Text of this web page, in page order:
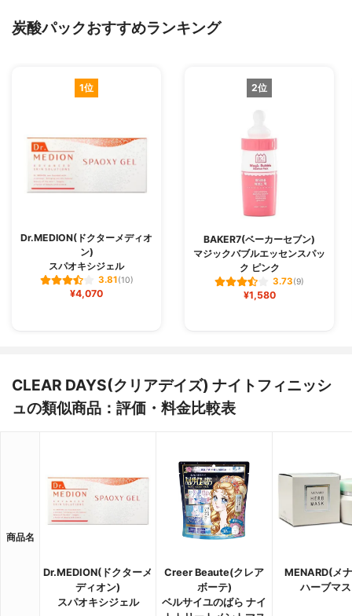
炭酸パックおすすめランキング
1位
Dr.MEDION(ドクターメディオ
ン)
スパオキシジェル
3.81(10)
¥4,070
2位
BAKER7(ベーカーセブン)
マジックバブルエッセンスパッ
ク ピンク
3.73(9)
¥1,580
CLEAR DAYS(クリアデイズ) ナイトフィニッシ
ュの類似商品：評価・料金比較表
商品名
Dr.MEDION(ドクターメ
ディオン)
スパオキシジェル
Creer Beaute(クレア
ボーテ)
ベルサイユのばら ナイ
MENARD(メ
ハーブマ